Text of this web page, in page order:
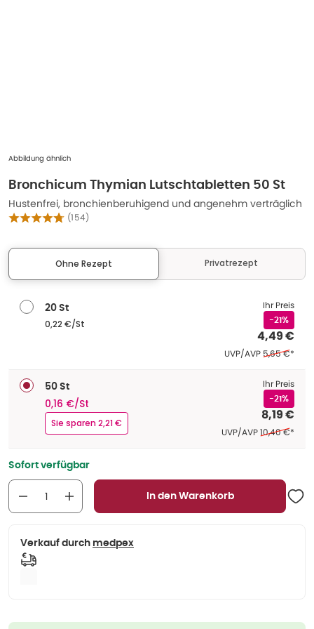
Abbildung ähnlich
Bronchicum Thymian Lutschtabletten 50 St
Hustenfrei, bronchienberuhigend und angenehm verträglich
(154)
Ohne Rezept Privatrezept
20 St
0,22 €/St
Ihr Preis
-21%
4,49 €
UVP/AVP Ehemaliger
5,65 €*
50 St
0,16 €/St
Sie sparen 2,21 €
Ihr Preis
-21%
8,19 €
UVP/AVPEhemaliger
10,40 €*
Sofort verfügbar
In den Warenkorb
Verkauf durch medpex